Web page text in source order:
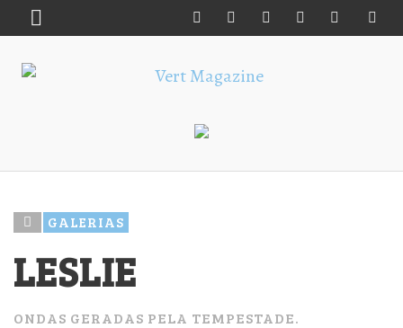
GALERIAS
LESLIE
ONDAS GERADAS PELA TEMPESTADE.